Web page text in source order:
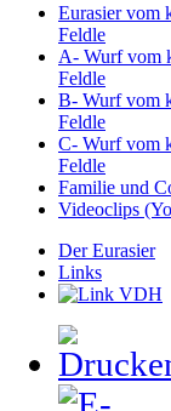
Eurasier vom
Feldle
A- Wurf vom
Feldle
B- Wurf vom
Feldle
C- Wurf vom
Feldle
Familie und
Videoclips
Der Eurasier
Links